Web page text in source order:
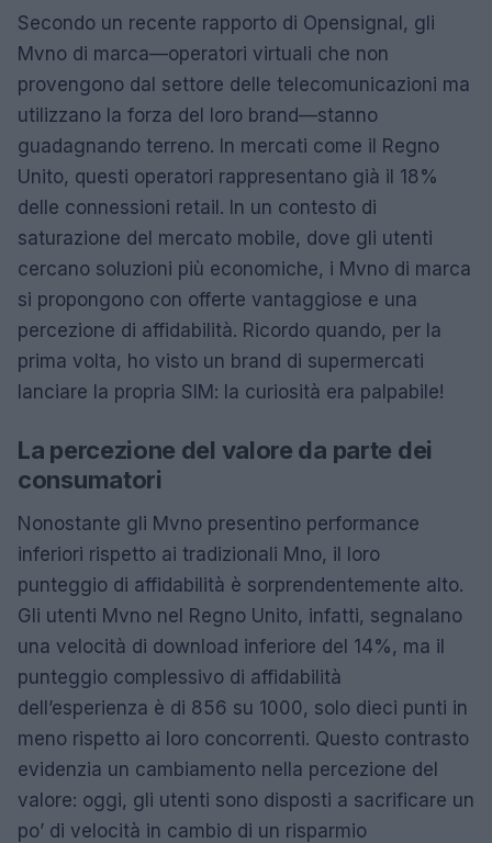
Secondo un recente rapporto di Opensignal, gli
Mvno di marca—operatori virtuali che non
provengono dal settore delle telecomunicazioni ma
utilizzano la forza del loro brand—stanno
guadagnando terreno. In mercati come il Regno
Unito, questi operatori rappresentano già il 18%
delle connessioni retail. In un contesto di
saturazione del mercato mobile, dove gli utenti
cercano soluzioni più economiche, i Mvno di marca
si propongono con offerte vantaggiose e una
percezione di affidabilità. Ricordo quando, per la
prima volta, ho visto un brand di supermercati
lanciare la propria SIM: la curiosità era palpabile!
La percezione del valore da parte dei
consumatori
Nonostante gli Mvno presentino performance
inferiori rispetto ai tradizionali Mno, il loro
punteggio di affidabilità è sorprendentemente alto.
Gli utenti Mvno nel Regno Unito, infatti, segnalano
una velocità di download inferiore del 14%, ma il
punteggio complessivo di affidabilità
dell’esperienza è di 856 su 1000, solo dieci punti in
meno rispetto ai loro concorrenti. Questo contrasto
evidenzia un cambiamento nella percezione del
valore: oggi, gli utenti sono disposti a sacrificare un
po’ di velocità in cambio di un risparmio